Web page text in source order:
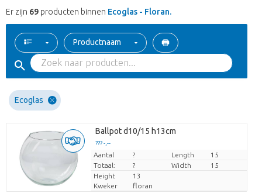
Er zijn 69 producten binnen Ecoglas - Floran.
Productnaam
Ecoglas
Ballpot d10/15 h13cm
??? -,--
Prijs per stuk
Aantal ? Length
15
Totaal:
? Width
15
Height
13
Kweker
floran